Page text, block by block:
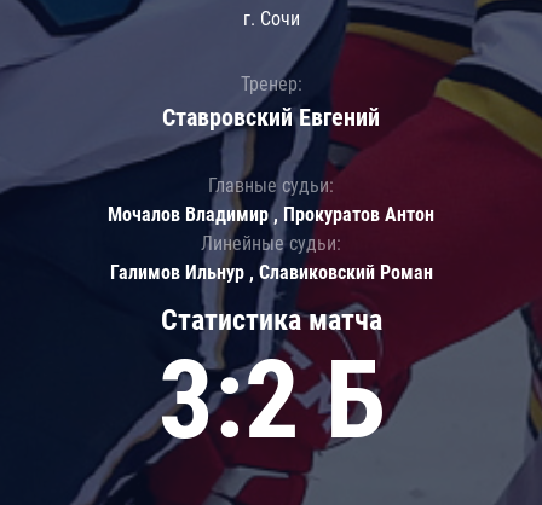
Статистика матча
3:2 Б
г. Сочи
Тренер:
Ставровский Евгений
Главные судьи:
Мочалов Владимир , Прокуратов Антон
Линейные судьи:
Галимов Ильнур , Славиковский Роман